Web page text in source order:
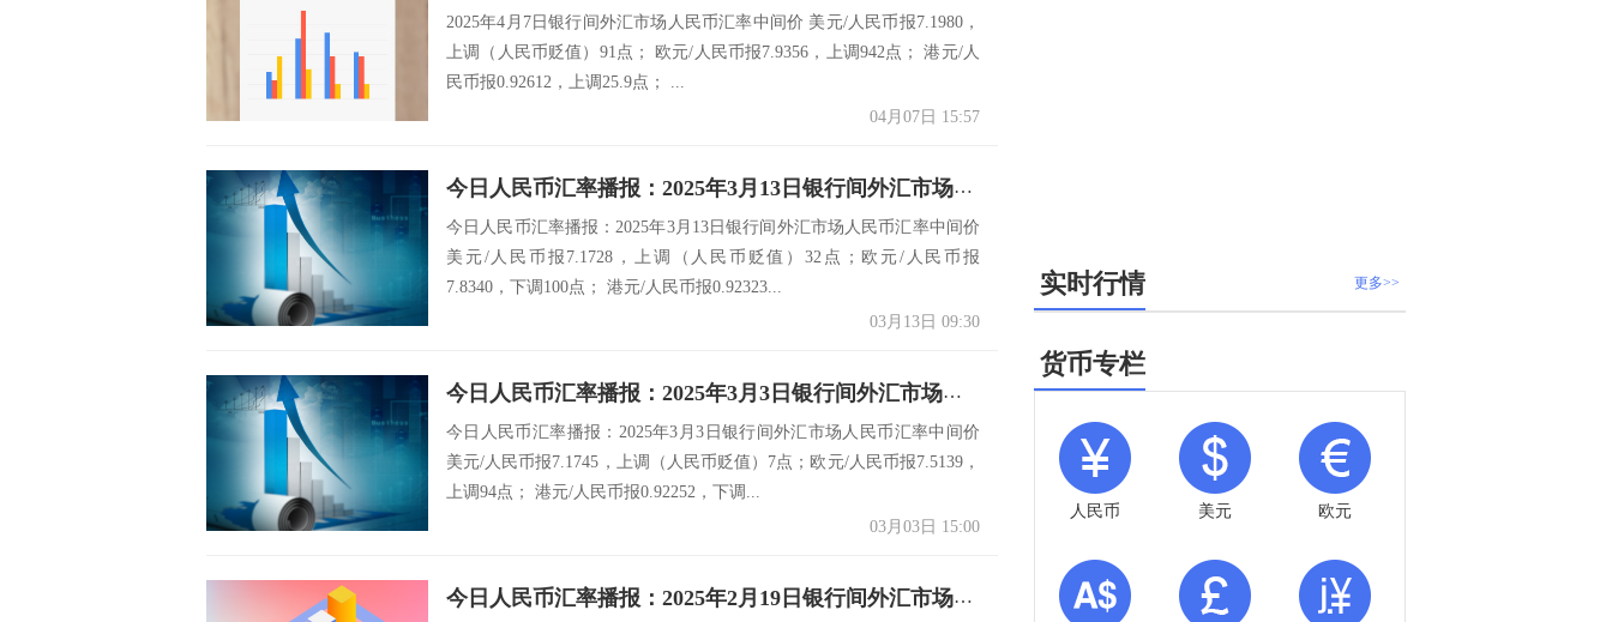
2025年4月7日银行间外汇市场人民币汇率中间价 美元/人民币报7.1980，
上调（人民币贬值）91点； 欧元/人民币报7.9356，上调942点； 港元/人
民币报0.92612，上调25.9点； ...
04月07日 15:57
今日人民币汇率播报：2025年3月13日银行间外汇市场人民币汇率中间价
今日人民币汇率播报：2025年3月13日银行间外汇市场人民币汇率中间价
美元/人民币报7.1728，上调（人民币贬值）32点；欧元/人民币报
7.8340，下调100点； 港元/人民币报0.92323...
03月13日 09:30
今日人民币汇率播报：2025年3月3日银行间外汇市场人民币汇率中间价
今日人民币汇率播报：2025年3月3日银行间外汇市场人民币汇率中间价
美元/人民币报7.1745，上调（人民币贬值）7点；欧元/人民币报7.5139，
上调94点； 港元/人民币报0.92252，下调...
03月03日 15:00
今日人民币汇率播报：2025年2月19日银行间外汇市场人民币汇率中间价
更多>>
实时行情
货币专栏
人民币 美元 欧元